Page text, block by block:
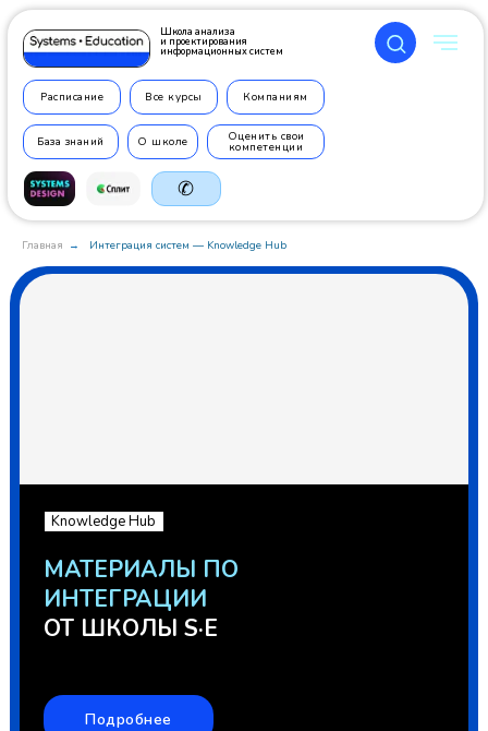
Школа анализа
и проектирования
информационных систем
Расписание Все курсы Компаниям
Оценить свои
компетенции
База знаний О школе
✆
Главная → Интеграция систем — Knowledge Hub
МАТЕРИАЛЫ ПО
ИНТЕГРАЦИИ
ОТ ШКОЛЫ S·E
Подробнее
Knowledge Hub